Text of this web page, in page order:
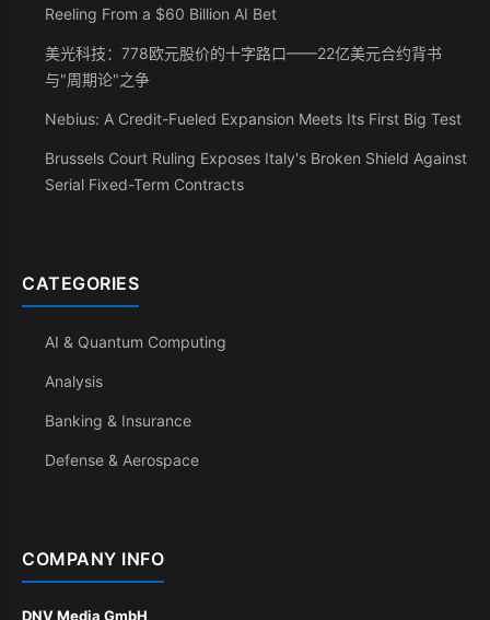
Reeling From a $60 Billion AI Bet
美光科技：778欧元股价的十字路口——22亿美元合约背书
与"周期论"之争
Nebius: A Credit-Fueled Expansion Meets Its First Big Test
Brussels Court Ruling Exposes Italy's Broken Shield Against
Serial Fixed-Term Contracts
CATEGORIES
AI & Quantum Computing
Analysis
Banking & Insurance
Defense & Aerospace
COMPANY INFO
DNV Media GmbH